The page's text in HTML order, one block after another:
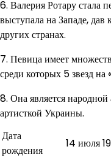
6. Валерия Ротару стала
выступала на Западе,
других странах.
7. Певица имеет
среди которых 5 звезд
8. Она является
артисткой Украины.
Дата
рождения
14 июля